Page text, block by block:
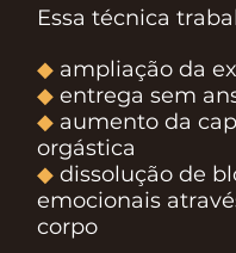
Essa técnica
◆ ampliação da
◆ entrega sem
◆ aumento da
orgástica
◆ dissolução de
emocionais
corpo